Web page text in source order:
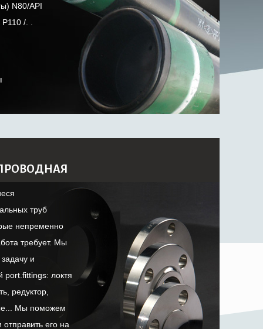
N80/API
/. .
труб
непременно
требует. Мы
и
port.fittings: локтя
редуктор,
Мы поможем
его на